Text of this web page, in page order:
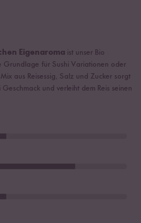
Eigenaroma ist unser Bio
Grundlage für Sushi Variationen oder
aus Reisessig, Salz und Zucker sorgt
und verleiht dem Reis seinen